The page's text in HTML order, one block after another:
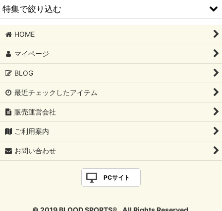
サスペンション
ブレーキパーツ
エンジンパーツ
冷却系パーツ
補強系パーツ
外装パーツ
駆動系パーツ
特集で絞り込む
TOYOTA
Honda
NISSAN
CIVIC
S2000
HOME
マイページ
BLOG
最近チェックしたアイテム
販売運営会社
ご利用案内
お問い合わせ
PCサイト